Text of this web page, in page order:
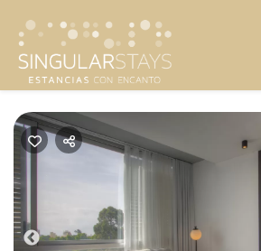
Previous